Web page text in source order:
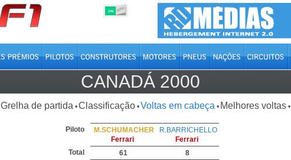
ON OFF
CANADÁ 2000
Grelha de partida •Classificação •Voltas em cabeça • Melhores voltas •
Piloto
M.SCHUMACHER
Ferrari
R.BARRICHELLO
Ferrari
Total
61
8